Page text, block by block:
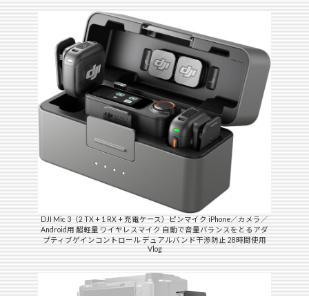
DJI Mic 3（2 TX + 1 RX + 充電ケース）ピンマイク iPhone／カメラ／
Android用 超軽量 ワイヤレスマイク 自動で音量バランスをとるアダ
プティブゲインコントロール デュアルバンド干渉防止 28時間使用
Vlog